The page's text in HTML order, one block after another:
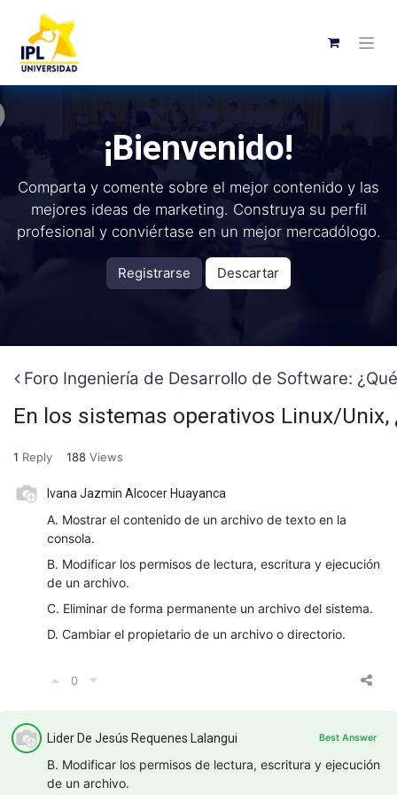
¡Bienvenido!
Comparta y comente sobre el mejor contenido y las
mejores ideas de marketing. Construya su perfil
profesional y conviértase en un mejor mercadólogo.
Registrarse Descartar
Foro Ingeniería de Desarrollo de Software:
En los sistemas operativos Linux/
1 Reply 188 Views
Ivana Jazmin Alcocer Huayanca
A. Mostrar el contenido de un archivo de texto en la
consola.
B. Modificar los permisos de lectura, escritura y ejecución
de un archivo.
C. Eliminar de forma permanente un archivo del sistema.
D. Cambiar el propietario de un archivo o directorio.
0
Lider De Jesús Requenes Lalangui Best Answer
B. Modificar los permisos de lectura, escritura y ejecución
de un archivo.